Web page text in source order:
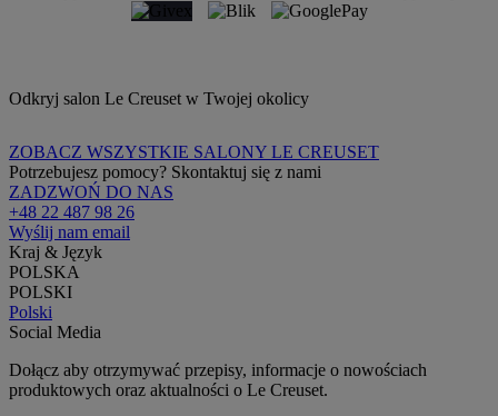
Odkryj salon Le Creuset w Twojej okolicy
ZOBACZ WSZYSTKIE SALONY LE CREUSET
Potrzebujesz pomocy? Skontaktuj się z nami
ZADZWOŃ DO NAS
+48 22 487 98 26
Wyślij nam email
Kraj & Język
POLSKA
POLSKI
Polski
Social Media
Dołącz aby otrzymywać przepisy, informacje o nowościach
produktowych oraz aktualności o Le Creuset.